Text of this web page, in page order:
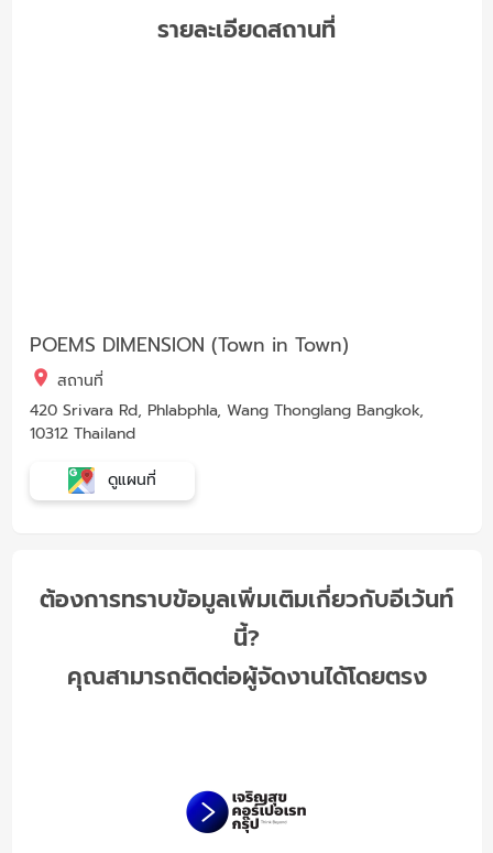
รายละเอียดสถานที่
POEMS DIMENSION (Town in Town)
สถานที่
420 Srivara Rd, Phlabphla, Wang Thonglang Bangkok,
10312 Thailand
ดูแผนที่
ต้องการทราบข้อมูลเพิ่มเติมเกี่ยวกับอีเว้นท์
นี้?
คุณสามารถติดต่อผู้จัดงานได้โดยตรง